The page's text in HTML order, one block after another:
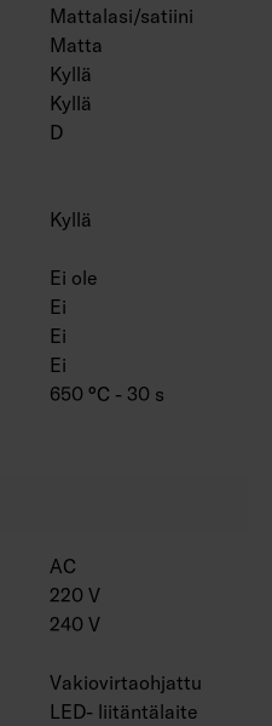
Mattalasi/satiini
Matta
Kyllä
Kyllä
D
Kyllä
Ei ole
Ei
Ei
Ei
650 °C - 30 s
AC
220 V
240 V
Vakiovirtaohjattu
LED- liitäntälaite